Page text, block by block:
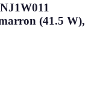
(41.5 W),